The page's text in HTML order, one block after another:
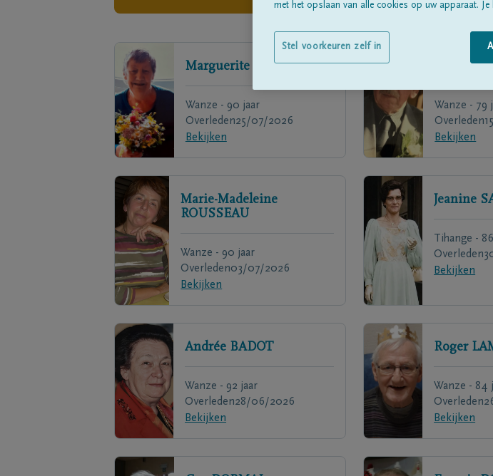
Marguerite LEGRAND
Wanze - 90 jaar
Overleden25/07/2026
Bekijken
Wanze - 79
Overleden
Bekijken
Marie-Madeleine
ROUSSEAU
Wanze - 90 jaar
Overleden03/07/2026
Bekijken
Jeanine
Tihange -
Overleden
Bekijken
Andrée BADOT
Wanze - 92 jaar
Overleden28/06/2026
Bekijken
Roger
Wanze - 84
Overleden
Bekijken
met het opslaan van alle cookies op uw apparaat. Je
Stel voorkeuren zelf in